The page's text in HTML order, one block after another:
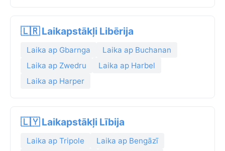
🇱🇷 Laikapstākļi Libērija
Laika ap Gbarnga
Laika ap Buchanan
Laika ap Zwedru
Laika ap Harbel
Laika ap Harper
🇱🇾 Laikapstākļi Lībija
Laika ap Tripole
Laika ap Bengāzī